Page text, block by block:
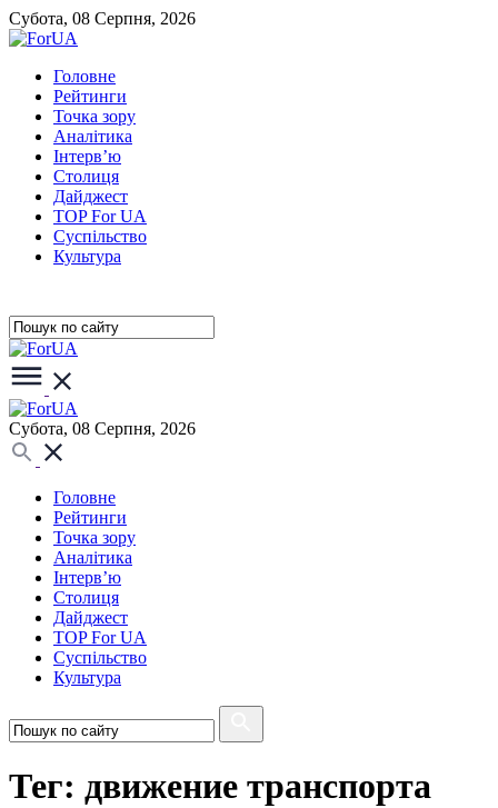
Субота, 08 Серпня, 2026
Головне
Рейтинги
Точка зору
Аналітика
Інтерв’ю
Столиця
Дайджест
TOP For UA
Суспiльство
Культура
Субота, 08 Серпня, 2026
Головне
Рейтинги
Точка зору
Аналітика
Інтерв’ю
Столиця
Дайджест
TOP For UA
Суспiльство
Культура
Тег: движение транспорта